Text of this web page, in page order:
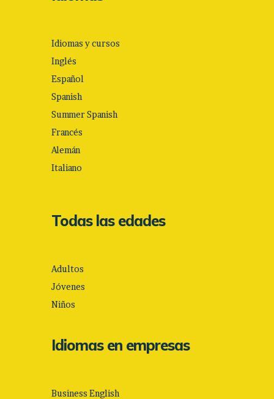
Idiomas y cursos
Inglés
Español
Spanish
Summer Spanish
Francés
Alemán
Italiano
Todas las edades
Adultos
Jóvenes
Niños
Idiomas en empresas
Business English